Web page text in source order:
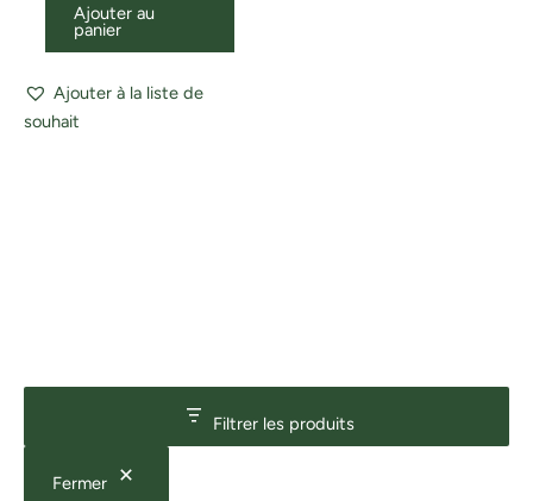
Filtrer les produits
Fermer
Ajouter au
panier
Ajouter à la liste de
souhait